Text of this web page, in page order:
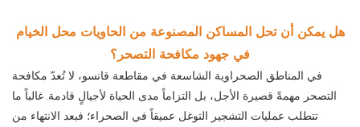
هل يمكن أن تحل المساكن المصنوعة من الحاويات محل الخيام
في جهود مكافحة التصحر؟
في المناطق الصحراوية الشاسعة في مقاطعة قانسو، لا تُعدّ مكافحة
التصحر مهمةً قصيرة الأجل، بل التزاماً مدى الحياة لأجيالٍ قادمة. غالباً ما
تتطلب عمليات التشجير التوغل عميقاً في الصحراء؛ فبعد الانتهاء من